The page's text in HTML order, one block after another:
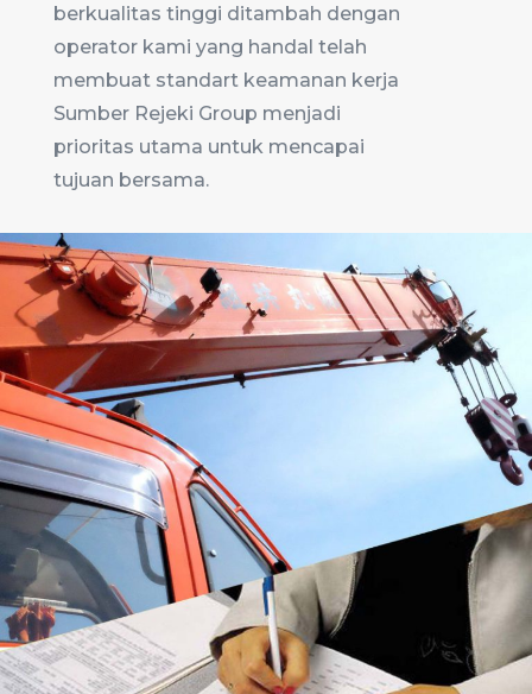
berkualitas tinggi ditambah dengan
operator kami yang handal telah
membuat standart keamanan kerja
Sumber Rejeki Group menjadi
prioritas utama untuk mencapai
tujuan bersama.